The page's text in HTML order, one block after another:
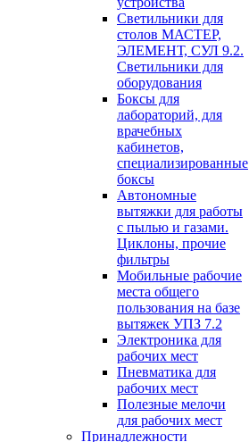
Светильники для
столов МАСТЕР,
ЭЛЕМЕНТ, СУЛ 9.2.
Светильники для
оборудования
Боксы для
лабораторий, для
врачебных
кабинетов,
специализированные
боксы
Автономные
вытяжки для работы
с пылью и газами.
Циклоны, прочие
фильтры
Мобильные рабочие
места общего
пользования на базе
вытяжек УПЗ 7.2
Электроника для
рабочих мест
Пневматика для
рабочих мест
Полезные мелочи
для рабочих мест
Принадлежности